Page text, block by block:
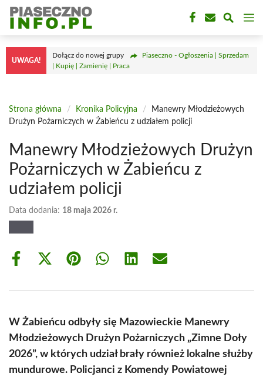
Przejdź
treści
UWAGA!
Dołącz do nowej grupy
Piaseczno - Ogłoszenia | Sprzedam
| Kupię | Zamienię | Praca
Strona główna / Kronika Policyjna /
Manewry Młodzieżowych
Drużyn Pożarniczych w Żabieńcu z udziałem policji
Manewry Młodzieżowych Drużyn
Pożarniczych w Żabieńcu z
udziałem policji
Data dodania: 18 maja 2026 r.
Share
Share
(Twitter)
Share Share Share Share
W Żabieńcu odbyły się Mazowieckie Manewry
Młodzieżowych Drużyn Pożarniczych „Zimne Doły
2026”, w których udział brały również lokalne służby
mundurowe. Policjanci z Komendy Powiatowej